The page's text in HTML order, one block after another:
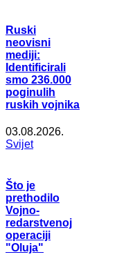
Ruski
neovisni
mediji:
Identificirali
smo 236.000
poginulih
ruskih vojnika
03.08.2026.
Svijet
Što je
prethodilo
Vojno-
redarstvenoj
operaciji
"Oluja"